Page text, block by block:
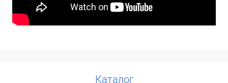
Каталог